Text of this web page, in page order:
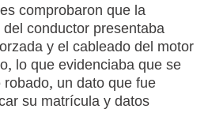
comprobaron que la
conductor presentaba
y el cableado del motor
lo que evidenciaba que se
un dato que fue
su matrícula y datos